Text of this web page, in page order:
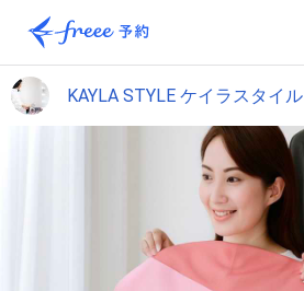
KAYLA STYLE ケイラスタイル